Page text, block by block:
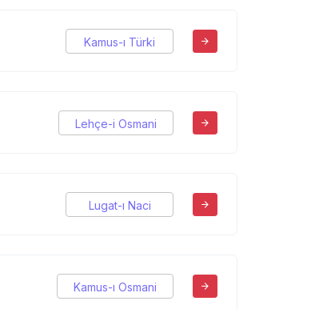
Kamus-ı Türki
Lehçe-i Osmani
Lugat-ı Naci
Kamus-ı Osmani